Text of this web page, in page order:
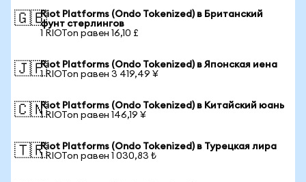
🇬🇧Riot Platforms (Ondo Tokenized) в Британский
фунт стерлингов
1 RIOTon равен 16,10 £
🇯🇵Riot Platforms (Ondo Tokenized) в Японская иена
1 RIOTon равен 3 419,49 ¥
🇨🇳Riot Platforms (Ondo Tokenized) в Китайский юань
1 RIOTon равен 146,19 ¥
🇹🇷Riot Platforms (Ondo Tokenized) в Турецкая лира
1 RIOTon равен 1 030,83 ₺